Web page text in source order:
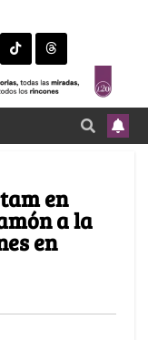
en
a la
en